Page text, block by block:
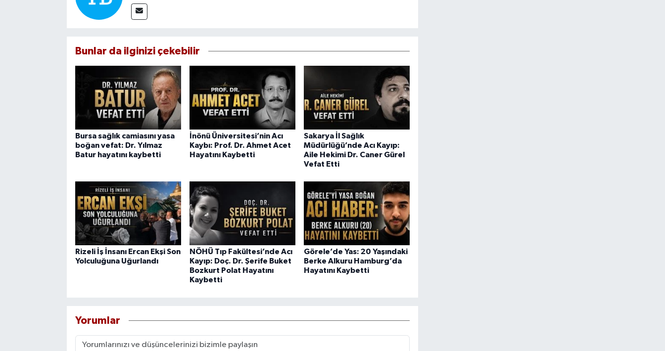
Bunlar da ilginizi çekebilir
Bursa sağlık camiasını yasa
boğan vefat: Dr. Yılmaz
Batur hayatını kaybetti
İnönü Üniversitesi’nin Acı
Kaybı: Prof. Dr. Ahmet Acet
Hayatını Kaybetti
Sakarya İl Sağlık
Müdürlüğü’nde Acı Kayıp:
Aile Hekimi Dr. Caner Gürel
Vefat Etti
Rizeli İş İnsanı Ercan Ekşi Son
Yolculuğuna Uğurlandı
NÖHÜ Tıp Fakültesi’nde Acı
Kayıp: Doç. Dr. Şerife Buket
Bozkurt Polat Hayatını
Kaybetti
Görele’de Yas: 20 Yaşındaki
Berke Alkuru Hamburg’da
Hayatını Kaybetti
Yorumlar